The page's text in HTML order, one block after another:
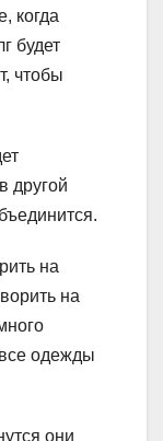
когда
будет
чтобы
другой
на
на
все одежды
они